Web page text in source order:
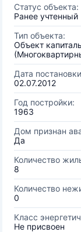
Статус объекта:
Ранее учтенный
Тип объекта:
Объект
Дата
02.07.2012
Год постройки:
1963
Дом признан
Да
Количество
8
Количество
0
Класс
Не присвоен